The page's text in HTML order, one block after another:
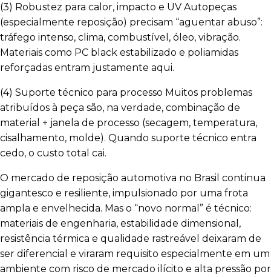
(3) Robustez para calor, impacto e UV Autopeças
(especialmente reposição) precisam “aguentar abuso”:
tráfego intenso, clima, combustível, óleo, vibração.
Materiais como PC black estabilizado e poliamidas
reforçadas entram justamente aqui.
(4) Suporte técnico para processo Muitos problemas
atribuídos à peça são, na verdade, combinação de
material + janela de processo (secagem, temperatura,
cisalhamento, molde). Quando suporte técnico entra
cedo, o custo total cai.
O mercado de reposição automotiva no Brasil continua
gigantesco e resiliente, impulsionado por uma frota
ampla e envelhecida. Mas o “novo normal” é técnico:
materiais de engenharia, estabilidade dimensional,
resistência térmica e qualidade rastreável deixaram de
ser diferencial e viraram requisito especialmente em um
ambiente com risco de mercado ilícito e alta pressão por